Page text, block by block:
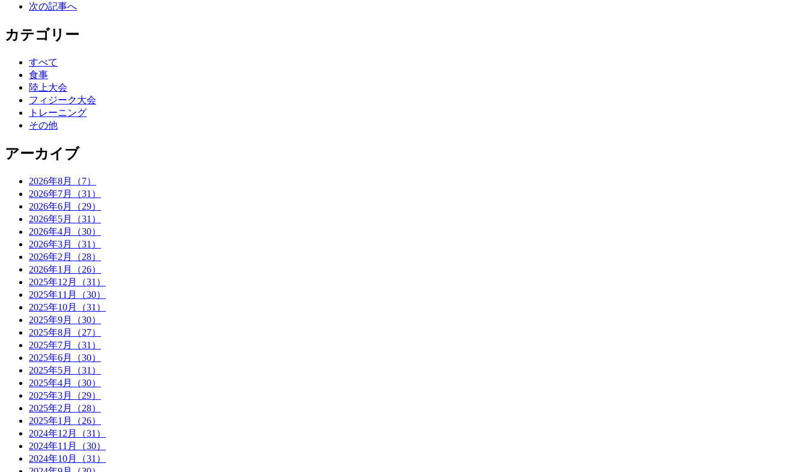
次の記事へ
カテゴリー
すべて
食事
陸上大会
フィジーク大会
トレーニング
その他
アーカイブ
2026年8月（7）
2026年7月（31）
2026年6月（29）
2026年5月（31）
2026年4月（30）
2026年3月（31）
2026年2月（28）
2026年1月（26）
2025年12月（31）
2025年11月（30）
2025年10月（31）
2025年9月（30）
2025年8月（27）
2025年7月（31）
2025年6月（30）
2025年5月（31）
2025年4月（30）
2025年3月（29）
2025年2月（28）
2025年1月（26）
2024年12月（31）
2024年11月（30）
2024年10月（31）